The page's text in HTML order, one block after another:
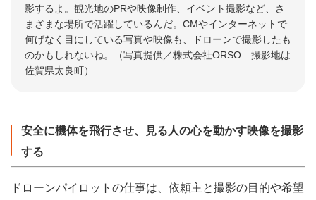
影するよ。観光地のPRや映像制作、イベント撮影など、さ
まざまな場所で活躍しているんだ。CMやインターネットで
何げなく目にしている写真や映像も、ドローンで撮影したも
のかもしれないね。（写真提供／株式会社ORSO 撮影地は
佐賀県太良町）
安全に機体を飛行させ、見る人の心を動かす映像を撮影
する
ドローンパイロットの仕事は、依頼主と撮影の目的や希望